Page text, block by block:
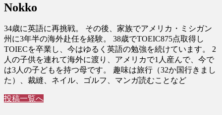
Nokko
34歳に英語に再挑戦。 その後、家族でアメリカ・ミシガン
州に3年半の海外赴任を経験。 38歳でTOEIC875点取得し
TOIECを卒業し、今はゆるく英語の勉強を続けています。 2
人の子供を連れて海外に渡り、アメリカで1人産んで、今で
は3人の子どもを持つ母です。 趣味は旅行（32か国行きまし
た）、裁縫、ネイル、ゴルフ、マンガ読むことなど
投稿一覧へ